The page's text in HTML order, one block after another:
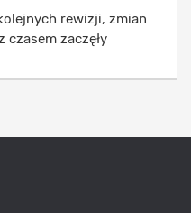
rewizji, zmian
zaczęły